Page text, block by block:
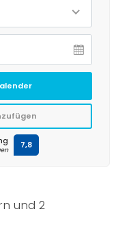
und 2
7,8